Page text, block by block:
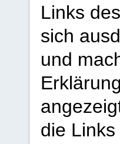
Links
sich
und
die